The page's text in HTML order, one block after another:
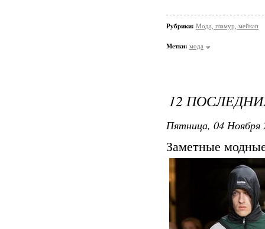
Рубрики: Мода, гламур, мейкап
Метки: мода
12
Пятница, 04 Ноября
Заметные